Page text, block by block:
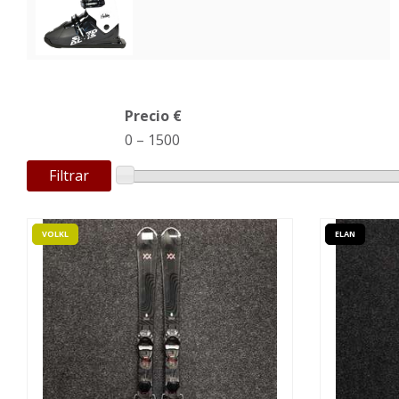
Filtrar
Precio €
0 – 1500
VOLKL ELAN